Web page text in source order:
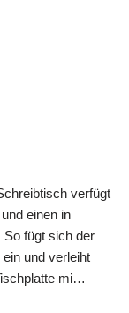
verfügt
einen in
fügt sich der
und verleiht
mi…